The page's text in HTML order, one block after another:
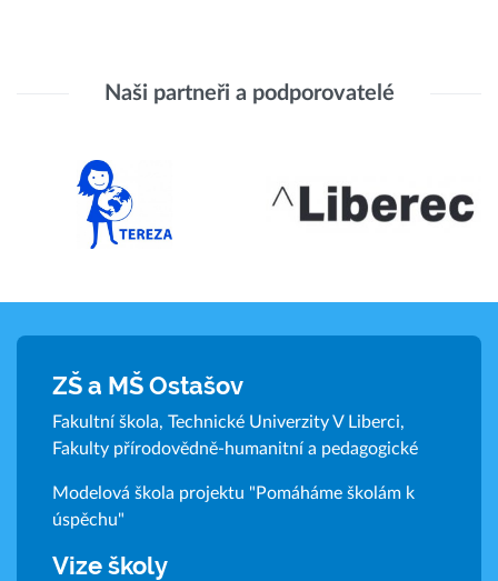
Naši partneři a podporovatelé
ZŠ a MŠ Ostašov
Fakultní škola, Technické Univerzity V Liberci,
Fakulty přírodovědně-humanitní a pedagogické
Modelová škola projektu "Pomáháme školám k
úspěchu"
Vize školy